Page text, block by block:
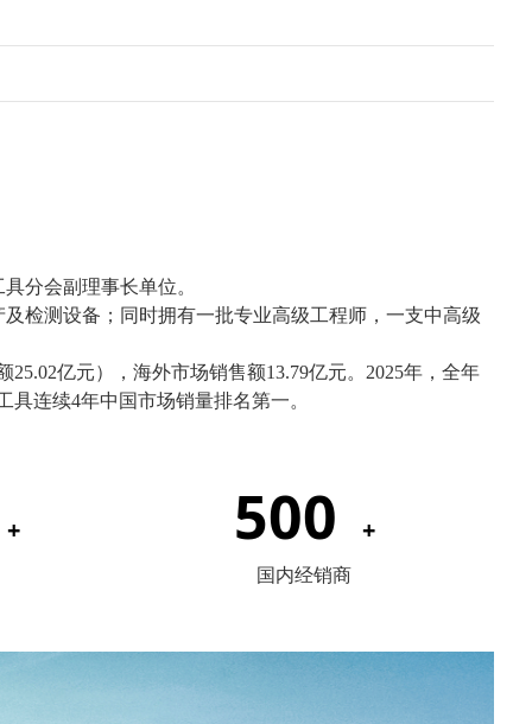
分会副理事长单位。
检测设备；同时拥有一批专业高级工程师，一支中高级
亿元），海外市场销售额13.79亿元。2025年，全年
连续4年中国市场销量排名第一。
+ 500 +
国内经销商